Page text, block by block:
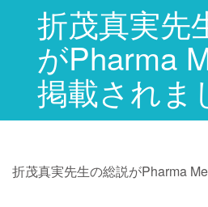
折茂真実先
がPharma
掲載されま
折茂真実先生の総説がPharma